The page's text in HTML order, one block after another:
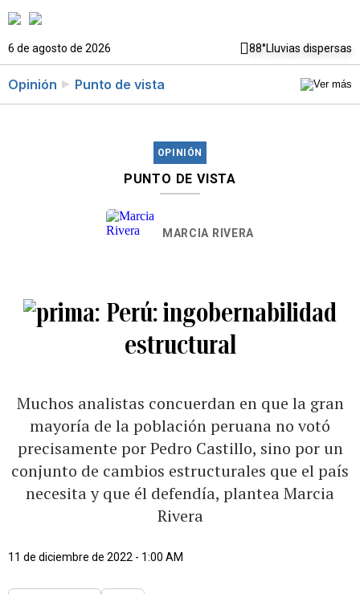
6 de agosto de 2026 88°Lluvias dispersas
Opinión Punto de vista
OPINIÓN
PUNTO DE VISTA
MARCIA RIVERA
Perú: ingobernabilidad
estructural
Muchos analistas concuerdan en que la gran
mayoría de la población peruana no votó
precisamente por Pedro Castillo, sino por un
conjunto de cambios estructurales que el país
necesita y que él defendía, plantea Marcia
Rivera
11 de diciembre de 2022 - 1:00 AM